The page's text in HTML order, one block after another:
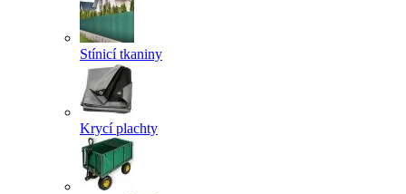
Stínicí tkaniny
Krycí plachty